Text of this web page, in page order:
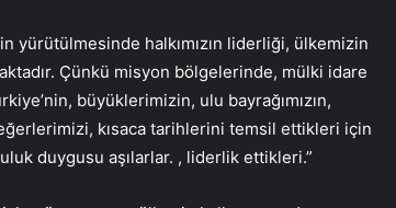
halkımızın liderliği, ülkemizin
Çünkü misyon bölgelerinde, mülki idare
büyüklerimizin, ulu bayrağımızın,
kısaca tarihlerini temsil ettikleri için
duygusu aşılarlar. , liderlik ettikleri.”